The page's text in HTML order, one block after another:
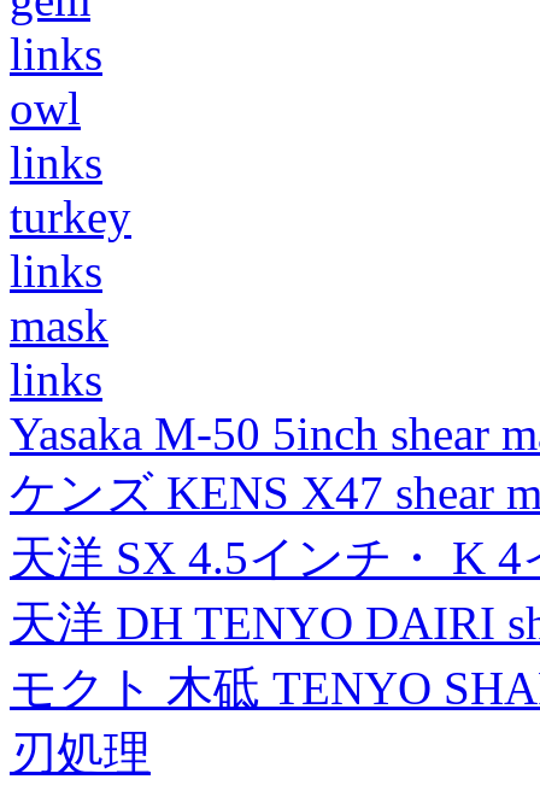
links
owl
links
turkey
links
mask
links
Yasaka M-50 5inch shear
ケンズ KENS X47 shear
天洋 SX 4.5インチ・ K
天洋 DH TENYO DAIRI
モクト 木砥 TENYO
刃処理